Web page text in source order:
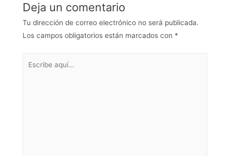
Deja un comentario
Tu dirección de correo electrónico no será publicada.
Los campos obligatorios están marcados con *